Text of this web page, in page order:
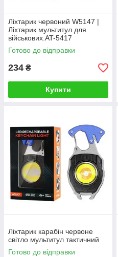
Ліхтарик червоний W5147 |
Ліхтарик мультитул для
військових.AT-5417
Готово до відправки
234 ₴
Купити
Ліхтарик карабін червоне
світло мультитул тактичний
Готово до відправки